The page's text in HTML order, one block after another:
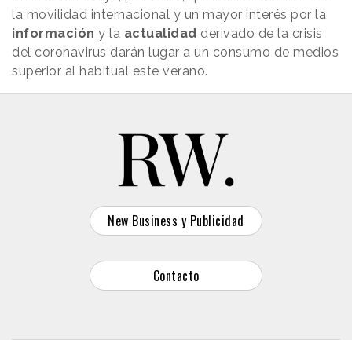
la movilidad internacional y un mayor interés por la
información y la actualidad derivado de la crisis
del coronavirus darán lugar a un consumo de medios
superior al habitual este verano.
New Business y Publicidad
Contacto